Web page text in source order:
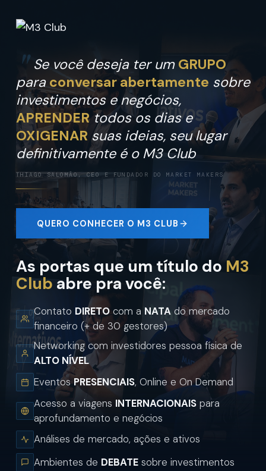
Se você deseja ter um GRUPO
paraconversar abertamente sobre
investimentos e negócios,
APRENDERtodos os dias e
OXIGENAR suas ideias, seu lugar
definitivamente é o M3 Club
THIAGO SALOMÃO, CEO E FUNDADOR DO MARKET MAKERS
QUERO CONHECER O M3 CLUB
As portas que um título do M3
Club abre pra você:
Contato DIRETO com a NATA do mercado
financeiro (+ de 30 gestores)
Networking com investidores pessoa física de
ALTO NÍVEL
EventosPRESENCIAIS, Online e On Demand
Acesso a viagens INTERNACIONAIS para
aprofundamento e negócios
Análises de mercado, ações e ativos
Ambientes de DEBATE sobre investimentos